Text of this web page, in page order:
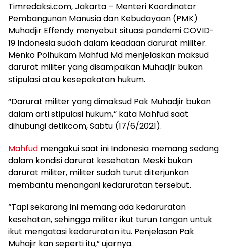
Timredaksi.com, Jakarta – Menteri Koordinator
Pembangunan Manusia dan Kebudayaan (PMK)
Muhadjir Effendy menyebut situasi pandemi COVID-
19 Indonesia sudah dalam keadaan darurat militer.
Menko Polhukam Mahfud Md menjelaskan maksud
darurat militer yang disampaikan Muhadjir bukan
stipulasi atau kesepakatan hukum.
“Darurat militer yang dimaksud Pak Muhadjir bukan
dalam arti stipulasi hukum,” kata Mahfud saat
dihubungi detikcom, Sabtu (17/6/2021).
Mahfud mengakui saat ini Indonesia memang sedang
dalam kondisi darurat kesehatan. Meski bukan
darurat militer, militer sudah turut diterjunkan
membantu menangani kedaruratan tersebut.
“Tapi sekarang ini memang ada kedaruratan
kesehatan, sehingga militer ikut turun tangan untuk
ikut mengatasi kedaruratan itu. Penjelasan Pak
Muhajir kan seperti itu,” ujarnya.